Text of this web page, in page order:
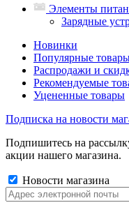
Элементы
Зарядные
Новинки
Популярные
Распродажи и
Рекомендуемые
Уцененные товары
Подписка на новости
Подпишитесь на
акции нашего магазина.
Новости магазина